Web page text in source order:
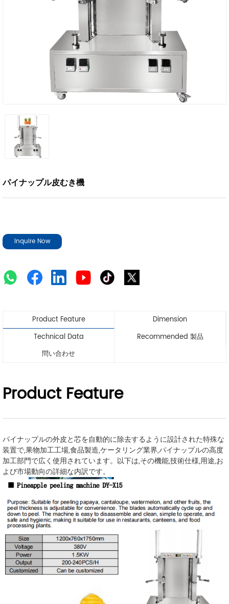
パイナップル皮むき機
Inquire Now
Product Feature
Dimension
Technical Data
Recommended 製品
問い合わせ
Product Feature
パイナップルの外皮と芯を自動的に除去するように設計された特殊な
装置で,果物加工工場,食品製造,ケータリング業界,パイナップルの高度
加工部門で広く使用されています。以下は,その機能,技術仕様,用途,お
よび市場動向の詳細な内訳です。